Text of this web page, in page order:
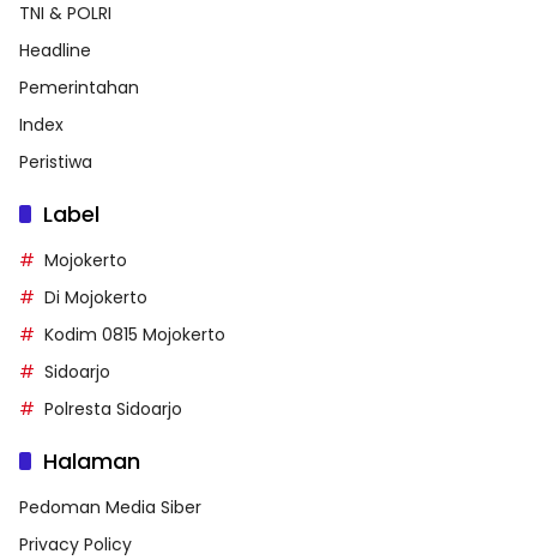
TNI & POLRI
Headline
Pemerintahan
Index
Peristiwa
Label
Mojokerto
Di Mojokerto
Kodim 0815 Mojokerto
Sidoarjo
Polresta Sidoarjo
Halaman
Pedoman Media Siber
Privacy Policy